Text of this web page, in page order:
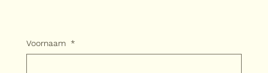
Voornaam *